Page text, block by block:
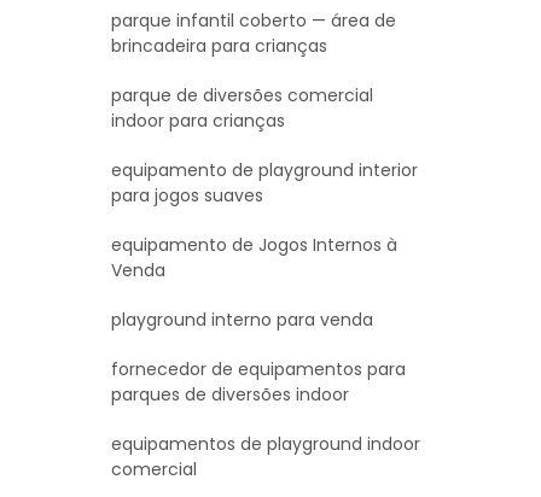
parque infantil coberto — área de
brincadeira para crianças
parque de diversões comercial
indoor para crianças
equipamento de playground interior
para jogos suaves
equipamento de Jogos Internos à
Venda
playground interno para venda
fornecedor de equipamentos para
parques de diversões indoor
equipamentos de playground indoor
comercial